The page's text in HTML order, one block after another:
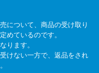
について、商品の受け取り
めているのです。
ります。
けない一方で、返品をされ